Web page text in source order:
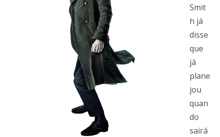
Smit
h já
disse
que
já
plane
jou
quan
do
sairá